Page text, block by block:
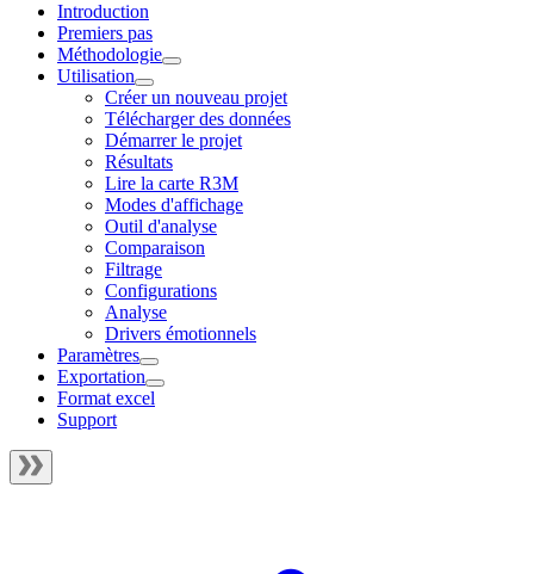
Introduction
Premiers pas
Méthodologie
Utilisation
Créer un nouveau projet
Télécharger des données
Démarrer le projet
Résultats
Lire la carte R3M
Modes d'affichage
Outil d'analyse
Comparaison
Filtrage
Configurations
Analyse
Drivers émotionnels
Paramètres
Exportation
Format excel
Support